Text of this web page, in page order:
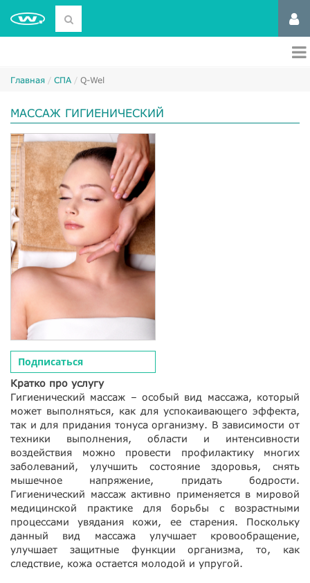
Главная СПА Q-Wel
МАССАЖ ГИГИЕНИЧЕСКИЙ
Подписаться
Кратко про услугу
Гигиенический массаж – особый вид массажа, который
может выполняться, как для успокаивающего эффекта,
так и для придания тонуса организму. В зависимости от
техники выполнения, области и интенсивности
воздействия можно провести профилактику многих
заболеваний, улучшить состояние здоровья, снять
мышечное напряжение, придать бодрости.
Гигиенический массаж активно применяется в мировой
медицинской практике для борьбы с возрастными
процессами увядания кожи, ее старения. Поскольку
данный вид массажа улучшает кровообращение,
улучшает защитные функции организма, то, как
следствие, кожа остается молодой и упругой.